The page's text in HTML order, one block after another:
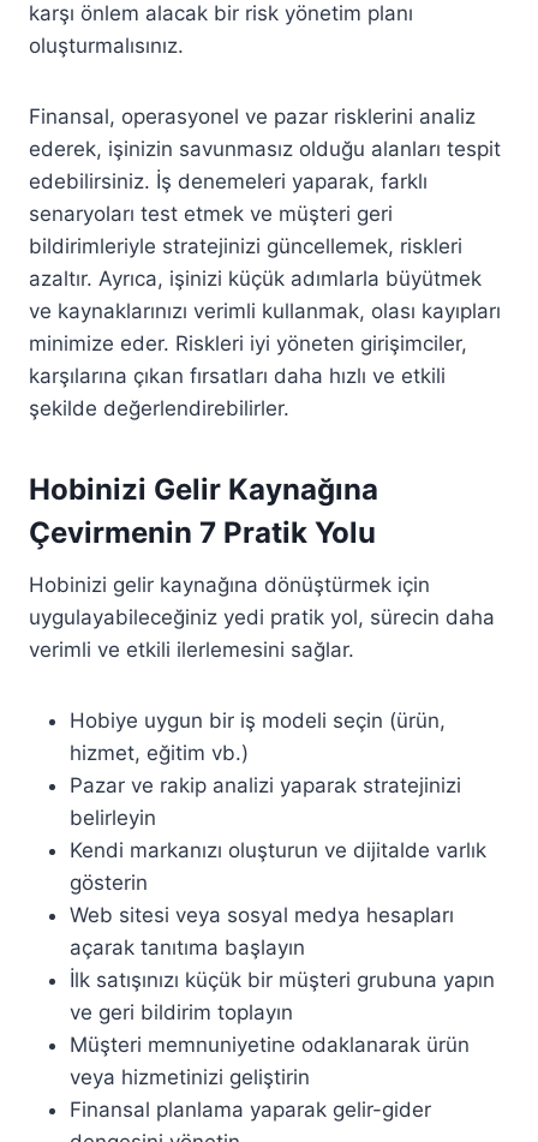
karşı önlem alacak bir risk yönetim planı
oluşturmalısınız.
Finansal, operasyonel ve pazar risklerini analiz
ederek, işinizin savunmasız olduğu alanları tespit
edebilirsiniz. İş denemeleri yaparak, farklı
senaryoları test etmek ve müşteri geri
bildirimleriyle stratejinizi güncellemek, riskleri
azaltır. Ayrıca, işinizi küçük adımlarla büyütmek
ve kaynaklarınızı verimli kullanmak, olası kayıpları
minimize eder. Riskleri iyi yöneten girişimciler,
karşılarına çıkan fırsatları daha hızlı ve etkili
şekilde değerlendirebilirler.
Hobinizi Gelir Kaynağına
Çevirmenin 7 Pratik Yolu
Hobinizi gelir kaynağına dönüştürmek için
uygulayabileceğiniz yedi pratik yol, sürecin daha
verimli ve etkili ilerlemesini sağlar.
Hobiye uygun bir iş modeli seçin (ürün,
hizmet, eğitim vb.)
Pazar ve rakip analizi yaparak stratejinizi
belirleyin
Kendi markanızı oluşturun ve dijitalde varlık
gösterin
Web sitesi veya sosyal medya hesapları
açarak tanıtıma başlayın
İlk satışınızı küçük bir müşteri grubuna yapın
ve geri bildirim toplayın
Müşteri memnuniyetine odaklanarak ürün
veya hizmetinizi geliştirin
Finansal planlama yaparak gelir-gider